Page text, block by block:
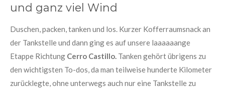
und ganz viel Wind
Duschen, packen, tanken und los. Kurzer Kofferraumsnack an
der Tankstelle und dann ging es auf unsere laaaaaange
Etappe Richtung Cerro Castillo. Tanken gehört übrigens zu
den wichtigsten To-dos, da man teilweise hunderte Kilometer
zurücklegte, ohne unterwegs auch nur eine Tankstelle zu